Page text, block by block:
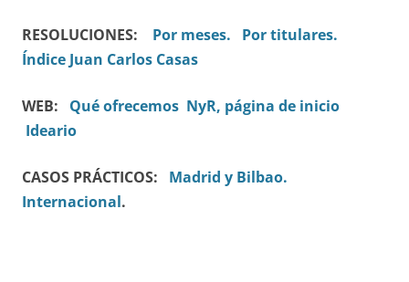
RESOLUCIONES: Por meses.
Por titulares.
Índice Juan Carlos Casas
WEB: Qué ofrecemos NyR, página de inicio
Ideario
CASOS PRÁCTICOS: Madrid y Bilbao.
Internacional.